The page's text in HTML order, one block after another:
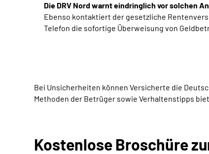
Die DRV Nord warnt eindringlich vor solchen
Ebenso kontaktiert der gesetzliche
Telefon die sofortige Überweisung von
Bei Unsicherheiten können Versicherte die
Methoden der Betrüger sowie Verhaltenstipps
Kostenlose Broschüre